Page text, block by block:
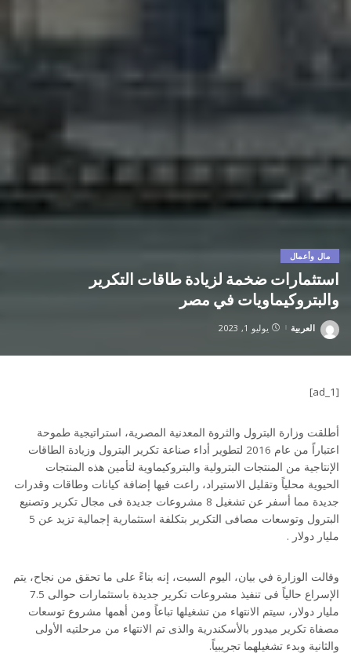
مال وأعمال
استثمارات ضخمة لزيادة طاقات التكرير
والبتروكيماويات في مصر
Posted
العربية يوليو 1, 2023
[ad_1]
أطلقت وزارة البترول والثروة المعدنية المصرية، استراتيجية طموحة
اعتباراً من عام 2016 لتطوير أداء صناعة تكرير البترول وزيادة الطاقات
الإنتاجية من المنتجات البترولية والبتروكيماوية لتأمين هذه المنتجات
الحيوية محلياً وتقليل الاستيراد، راعت فيها إضافة كيانات وطاقات وقدرات
جديدة مما أسفر عن تشغيل 8 مشروعات جديدة فى مجال تكرير وتصنيع
البترول وتوسعات مصافى التكرير بتكلفة استثمارية إجمالية تزيد عن 5
مليار دولار .
وقالت الوزارة في بيان، اليوم السبت، إنه بناءً على ما تحقق من نجاح، يتم
الإسراع حالياً فى تنفيذ مشروعات تكرير جديدة باستثمارات حوالى 7.5
مليار دولار، سيتم الانتهاء من تشغيلها تباعاً ومن أهمها مشروع توسعات
مصفاة تكرير ميدور بالأسكندرية والذى تم الانتهاء من مرحلتيه الأولى
والثانية وبدء تشغيلهما تجريبياً.